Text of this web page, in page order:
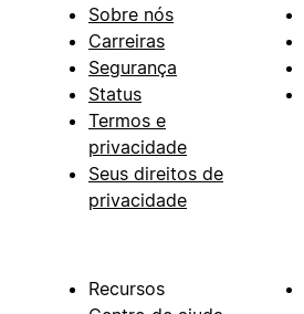
Sobre nós
Carreiras
Segurança
Status
Termos e
privacidade
Seus direitos de
privacidade
Recursos